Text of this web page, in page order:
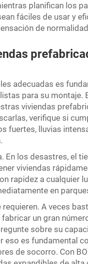
planifican los
fáciles de usar y
de
adecuadas es
para su montaje.
viviendas
verifique si
fuertes, lluvias
En los desastres, el
viviendas
rapidez a cualquier
en
A veces
un gran
sobre su
es fundamental
de socorro. Con